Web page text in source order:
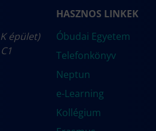
épület)
HASZNOS LINKEK
Óbudai Egyetem
Telefonkönyv
Neptun
e-Learning
Kollégium